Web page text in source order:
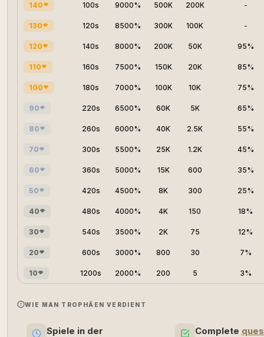
140 100s 9000% 500K 200K -
130 120s 8500% 300K 100K -
120 140s 8000% 200K 50K 95%
110 160s 7500% 150K 20K 85%
100 180s 7000% 100K 10K 75%
90 220s 6500% 60K 5K 65%
80 260s 6000% 40K 2.5K 55%
70 300s 5500% 25K 1.2K 45%
60 360s 5000% 15K 600 35%
50 420s 4500% 8K 300 25%
40 480s 4000% 4K 150 18%
30 540s 3500% 2K 75 12%
20 600s 3000% 800 30 7%
10 1200s 2000% 200 5 3%
WIE MAN TROPHÄEN VERDIENT
Spiele in der
Complete